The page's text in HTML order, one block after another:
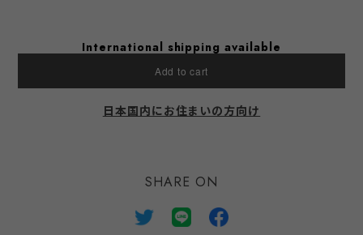
International shipping available
Add to cart
日本国内にお住まいの方向け
SHARE ON